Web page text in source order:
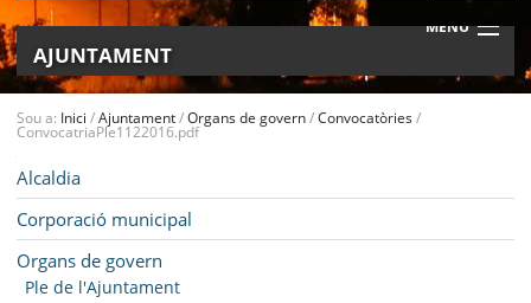
MENU
AJUNTAMENT
BELL-LLOC SOLUCIONA
Sou a: Inici /Ajuntament/Organs de govern/Convocatòries/
ConvocatriaPle1122016.pdf
Alcaldia
Corporació municipal
Organs de govern
Ple de l'Ajuntament